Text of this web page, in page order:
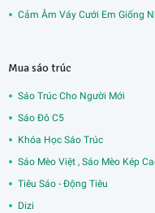
Cảm Âm Váy Cưới Em Giống
Mua sáo trúc
Sáo Trúc Cho Người Mới
Sáo Đô C5
Khóa Học Sáo Trúc
Sáo Mèo Việt , Sáo Mèo Kép
Tiêu Sáo - Động Tiêu
Dizi